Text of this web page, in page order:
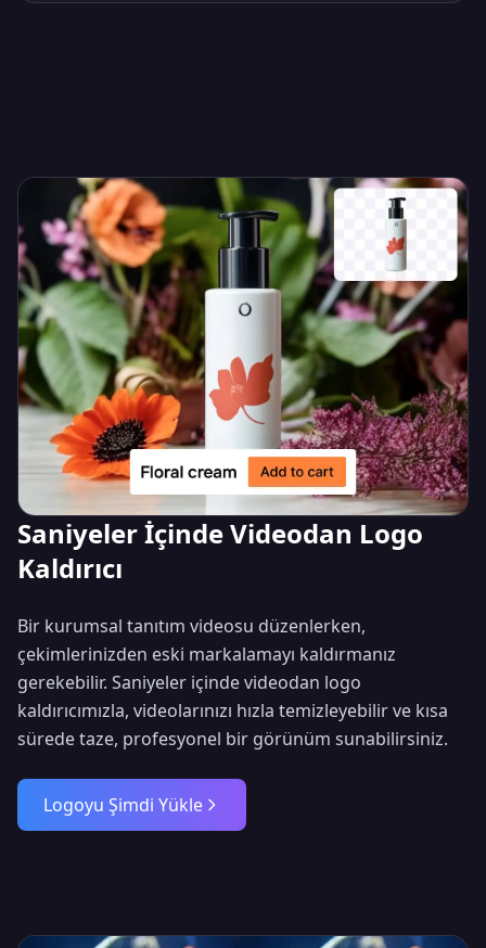
Saniyeler İçinde Videodan Logo
Kaldırıcı
Bir kurumsal tanıtım videosu düzenlerken,
çekimlerinizden eski markalamayı kaldırmanız
gerekebilir. Saniyeler içinde videodan logo
kaldırıcımızla, videolarınızı hızla temizleyebilir ve kısa
sürede taze, profesyonel bir görünüm sunabilirsiniz.
Logoyu Şimdi Yükle